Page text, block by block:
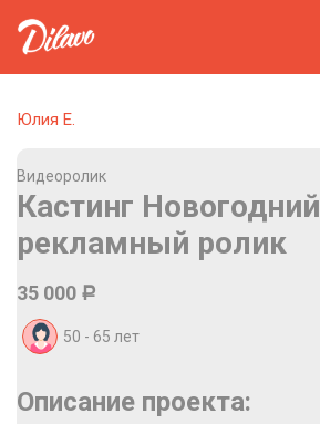
Юлия Е.
Видеоролик
Кастинг Новогодний
рекламный ролик
35 000 Р
50 - 65 лет
Описание проекта: